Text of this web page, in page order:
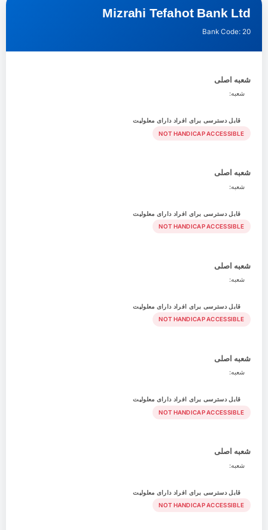
Mizrahi Tefahot Bank Ltd
Bank Code: 20
شعبه اصلی
شعبه:
قابل دسترسی برای افراد دارای معلولیت
NOT HANDICAP ACCESSIBLE
شعبه اصلی
شعبه:
قابل دسترسی برای افراد دارای معلولیت
NOT HANDICAP ACCESSIBLE
شعبه اصلی
شعبه:
قابل دسترسی برای افراد دارای معلولیت
NOT HANDICAP ACCESSIBLE
شعبه اصلی
شعبه:
قابل دسترسی برای افراد دارای معلولیت
NOT HANDICAP ACCESSIBLE
شعبه اصلی
شعبه:
قابل دسترسی برای افراد دارای معلولیت
NOT HANDICAP ACCESSIBLE